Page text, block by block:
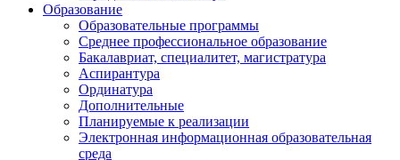
Образование
Образовательные программы
Среднее профессиональное образование
Бакалавриат, специалитет, магистратура
Аспирантура
Ординатура
Дополнительные
Планируемые к реализации
Электронная информационная образовательная
среда